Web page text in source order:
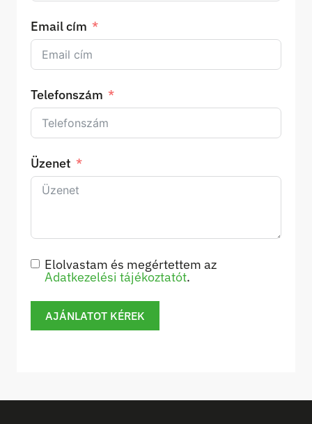
Email cím
Telefonszám
Üzenet
Elolvastam és megértettem az
Adatkezelési tájékoztatót.
AJÁNLATOT KÉREK